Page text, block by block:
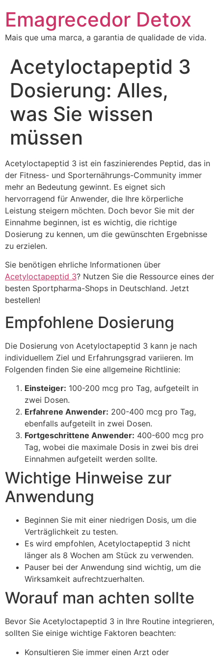
Emagrecedor Detox
Mais que uma marca, a garantia de qualidade de vida.
Acetyloctapeptid 3
Dosierung: Alles,
was Sie wissen
müssen
Acetyloctapeptid 3 ist ein faszinierendes Peptid, das in
der Fitness- und Sporternährungs-Community immer
mehr an Bedeutung gewinnt. Es eignet sich
hervorragend für Anwender, die Ihre körperliche
Leistung steigern möchten. Doch bevor Sie mit der
Einnahme beginnen, ist es wichtig, die richtige
Dosierung zu kennen, um die gewünschten Ergebnisse
zu erzielen.
Sie benötigen ehrliche Informationen über
Acetyloctapeptid 3? Nutzen Sie die Ressource eines der
besten Sportpharma-Shops in Deutschland. Jetzt
bestellen!
Empfohlene Dosierung
Die Dosierung von Acetyloctapeptid 3 kann je nach
individuellem Ziel und Erfahrungsgrad variieren. Im
Folgenden finden Sie eine allgemeine Richtlinie:
Einsteiger: 100-200 mcg pro Tag, aufgeteilt in
zwei Dosen.
Erfahrene Anwender: 200-400 mcg pro Tag,
ebenfalls aufgeteilt in zwei Dosen.
Fortgeschrittene Anwender: 400-600 mcg pro
Tag, wobei die maximale Dosis in zwei bis drei
Einnahmen aufgeteilt werden sollte.
Wichtige Hinweise zur
Anwendung
Beginnen Sie mit einer niedrigen Dosis, um die
Verträglichkeit zu testen.
Es wird empfohlen, Acetyloctapeptid 3 nicht
länger als 8 Wochen am Stück zu verwenden.
Pauser bei der Anwendung sind wichtig, um die
Wirksamkeit aufrechtzuerhalten.
Worauf man achten sollte
Bevor Sie Acetyloctapeptid 3 in Ihre Routine integrieren,
sollten Sie einige wichtige Faktoren beachten:
Konsultieren Sie immer einen Arzt oder